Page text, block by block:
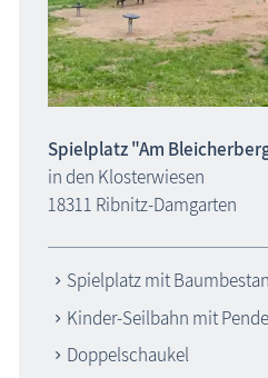
Spielplatz "Am
in den Klosterwiesen
18311 Ribnitz-Damgarten
Spielplatz mit
Kinder-Seilbahn mit
Doppelschaukel